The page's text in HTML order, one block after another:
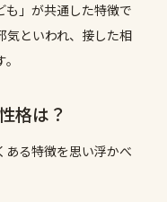
も」が共通した特徴で
気といわれ、接した相
格は？
ある特徴を思い浮かべ